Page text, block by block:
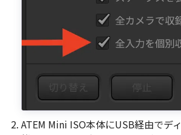
ATEM Mini ISO本体にUSB経由でデ